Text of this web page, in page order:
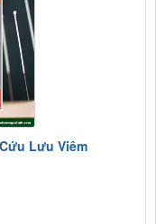
Lưu Viêm